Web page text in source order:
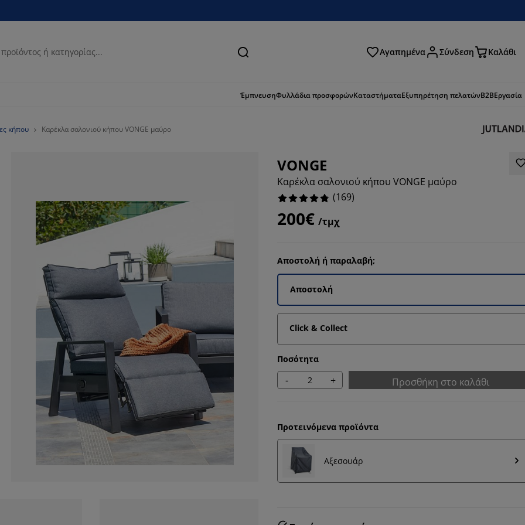
Αναζήτηση Αγαπημένα Σύνδεση Καλάθι
ΈμπνευσηΦυλλάδια προσφορώνΚαταστήματαΕξυπηρέτηση πελατώνB2BΕργασία
κήπου Καρέκλα σαλονιού κήπου VONGE μαύρο
VONGE
Καρέκλα σαλονιού κήπου VONGE μαύρο
(169)
200€ /τμχ
Αποστολή ή παραλαβή;
Αποστολή
Click & Collect
Ποσότητα
- + Προσθήκη στο καλάθι
Προτεινόμενα προϊόντα
Αξεσουάρ
82.84023668639054%
12.42603550295858%
1.183431952662722%